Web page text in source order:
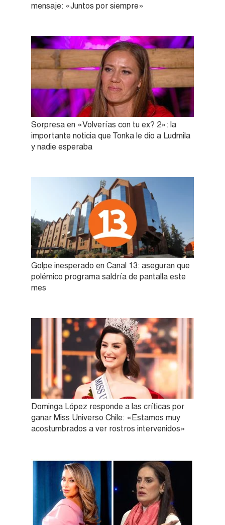
mensaje: «Juntos por siempre»
Sorpresa en «Volverías con tu ex? 2»: la
importante noticia que Tonka le dio a Ludmila
y nadie esperaba
Golpe inesperado en Canal 13: aseguran que
polémico programa saldría de pantalla este
mes
Dominga López responde a las críticas por
ganar Miss Universo Chile: «Estamos muy
acostumbrados a ver rostros intervenidos»